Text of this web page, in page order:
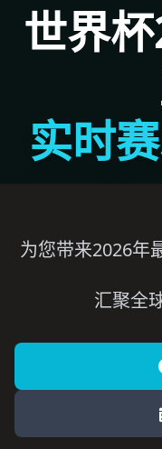
世界
实时
为您带来2026年
汇聚全